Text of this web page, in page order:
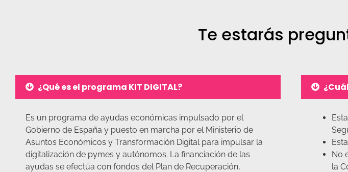
Te estarás
¿Qué es el programa KIT DIGITAL?
Es un programa de ayudas económicas impulsado por el
Gobierno de España y puesto en marcha por el Ministerio de
Asuntos Económicos y Transformación Digital para impulsar la
digitalización de pymes y autónomos. La financiación de las
ayudas se efectúa con fondos del Plan de Recuperación,
No
la